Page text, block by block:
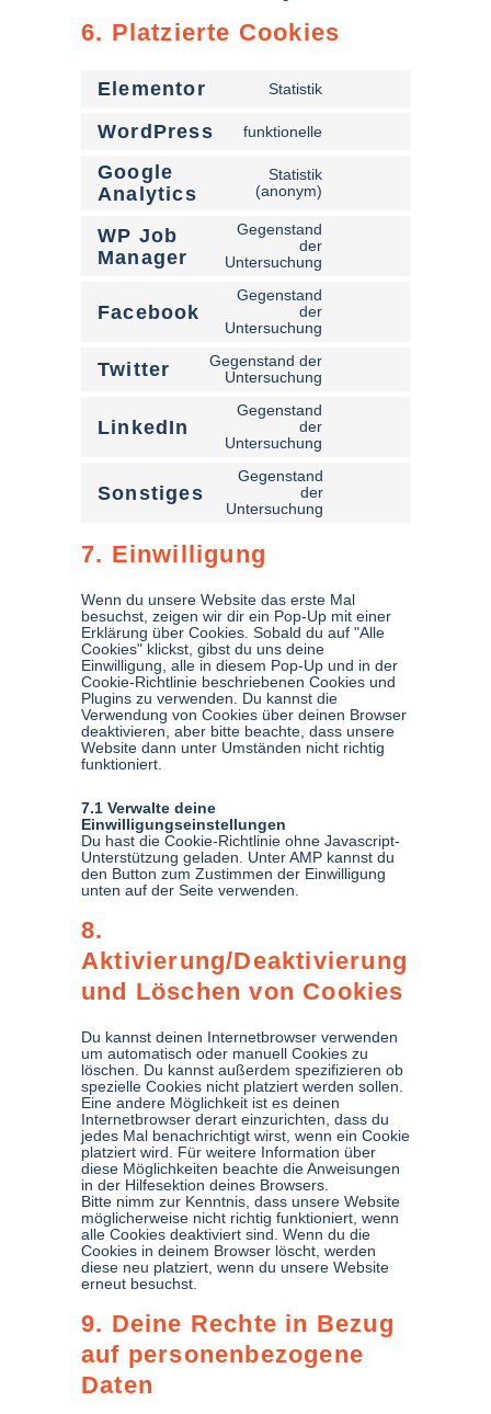
6. Platzierte Cookies
Elementor Statistik
WordPress funktionelle
Google
Analytics
Statistik
(anonym)
WP Job
Manager
Gegenstand
der
Untersuchung
Facebook
Gegenstand
der
Untersuchung
Twitter
Gegenstand der
Untersuchung
LinkedIn
Gegenstand
der
Untersuchung
Sonstiges
Gegenstand
der
Untersuchung
7. Einwilligung
Wenn du unsere Website das erste Mal
besuchst, zeigen wir dir ein Pop-Up mit einer
Erklärung über Cookies. Sobald du auf "Alle
Cookies" klickst, gibst du uns deine
Einwilligung, alle in diesem Pop-Up und in der
Cookie-Richtlinie beschriebenen Cookies und
Plugins zu verwenden. Du kannst die
Verwendung von Cookies über deinen Browser
deaktivieren, aber bitte beachte, dass unsere
Website dann unter Umständen nicht richtig
funktioniert.
7.1 Verwalte deine
Einwilligungseinstellungen
Du hast die Cookie-Richtlinie ohne Javascript-
Unterstützung geladen. Unter AMP kannst du
den Button zum Zustimmen der Einwilligung
unten auf der Seite verwenden.
8.
Aktivierung/Deaktivierung
und Löschen von Cookies
Du kannst deinen Internetbrowser verwenden
um automatisch oder manuell Cookies zu
löschen. Du kannst außerdem spezifizieren ob
spezielle Cookies nicht platziert werden sollen.
Eine andere Möglichkeit ist es deinen
Internetbrowser derart einzurichten, dass du
jedes Mal benachrichtigt wirst, wenn ein Cookie
platziert wird. Für weitere Information über
diese Möglichkeiten beachte die Anweisungen
in der Hilfesektion deines Browsers.
Bitte nimm zur Kenntnis, dass unsere Website
möglicherweise nicht richtig funktioniert, wenn
alle Cookies deaktiviert sind. Wenn du die
Cookies in deinem Browser löscht, werden
diese neu platziert, wenn du unsere Website
erneut besuchst.
9. Deine Rechte in Bezug
auf personenbezogene
Daten